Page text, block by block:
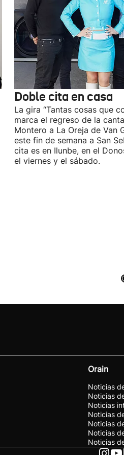
Doble cita en casa
La gira “Tantas cosas que
marca el regreso de la
Montero a La Oreja de Van
este fin de semana a San
cita es en Ilunbe, en el
el viernes y el sábado.
Orain
Noticias
Noticias
Noticias
Noticias
Noticias
Noticias
Noticias